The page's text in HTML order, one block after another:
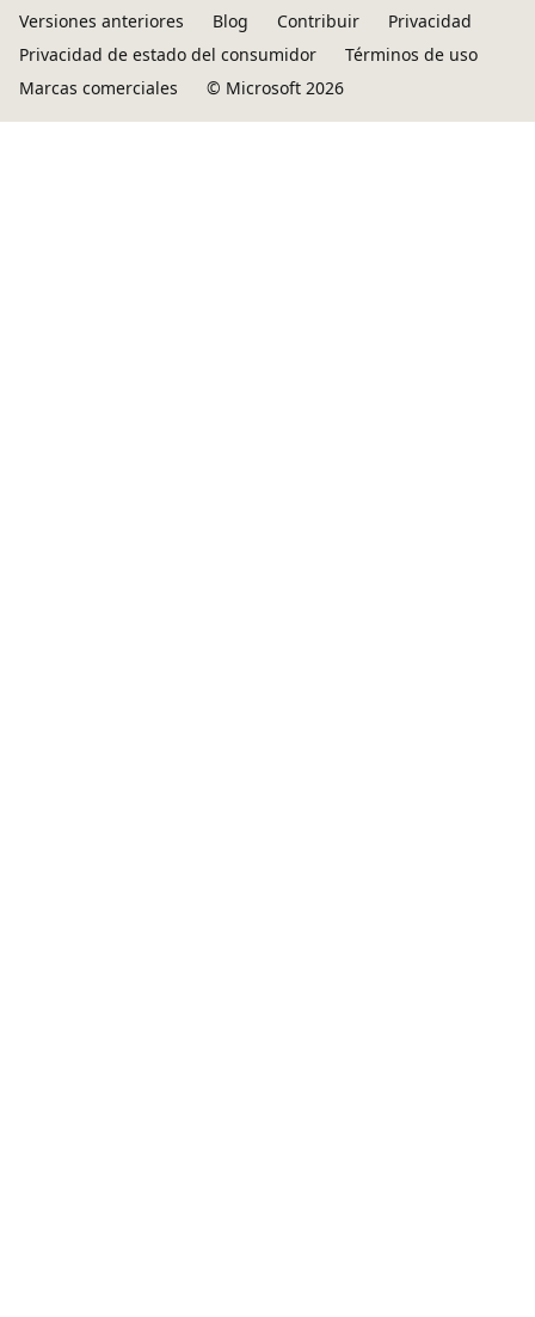
Versiones anteriores
Blog Contribuir
Privacidad
Privacidad de estado del consumidor
Términos de uso
Marcas comerciales
© Microsoft 2026